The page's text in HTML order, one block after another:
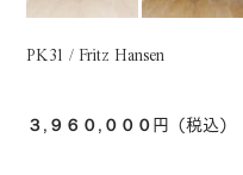
PK31 / Fritz Hansen
３,９６０,０００円（税込）